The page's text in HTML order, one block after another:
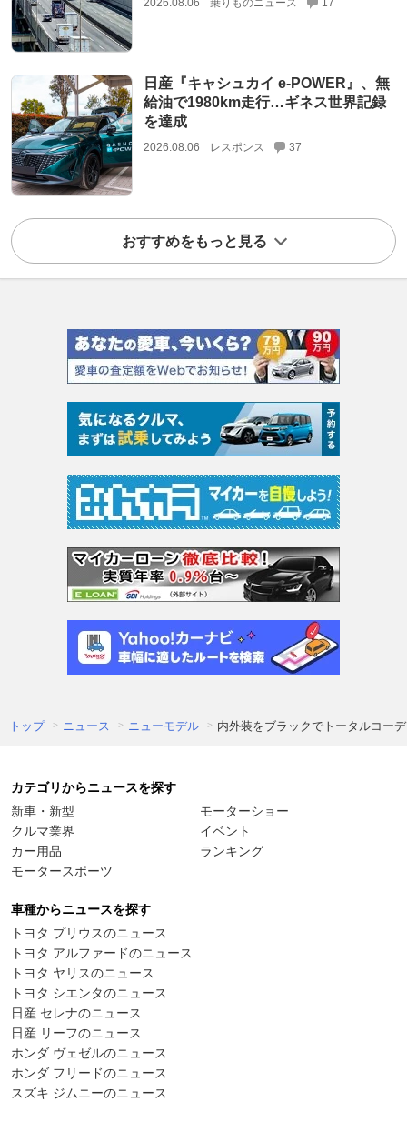
2026.08.06 乗りものニュース 17
日産『キャシュカイ e-POWER』、無
給油で1980km走行…ギネス世界記録
を達成
2026.08.06 レスポンス 37
おすすめをもっと見る
トップ ニュース ニューモデル 内外装をブラックでトータルコー
カテゴリからニュースを探す
新車・新型
クルマ業界
カー用品
モータースポーツ
モーターショー
イベント
ランキング
車種からニュースを探す
トヨタ プリウスのニュース
トヨタ アルファードのニュース
トヨタ ヤリスのニュース
トヨタ シエンタのニュース
日産 セレナのニュース
日産 リーフのニュース
ホンダ ヴェゼルのニュース
ホンダ フリードのニュース
スズキ ジムニーのニュース